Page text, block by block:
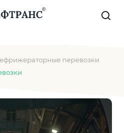
перевозки